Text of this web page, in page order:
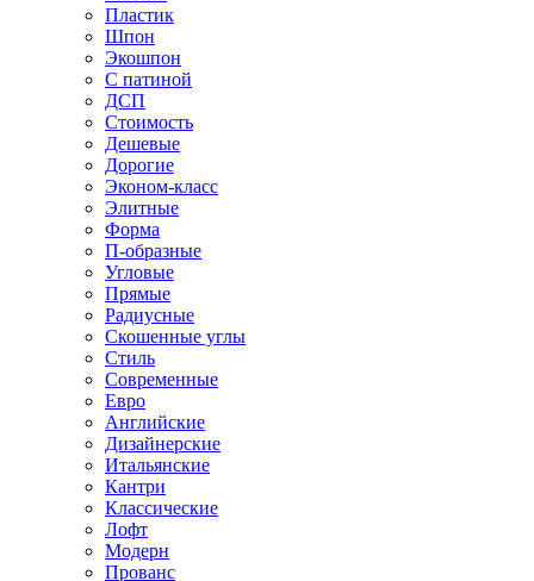
Пластик
Шпон
Экошпон
С патиной
ДСП
Стоимость
Дешевые
Дорогие
Эконом-класс
Элитные
Форма
П-образные
Угловые
Прямые
Радиусные
Скошенные углы
Стиль
Современные
Евро
Английские
Дизайнерские
Итальянские
Кантри
Классические
Лофт
Модерн
Прованс